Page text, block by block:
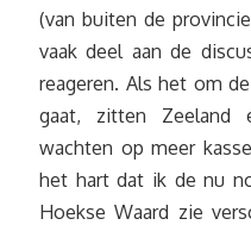
(van buiten de
vaak deel aan de
reageren. Als het om
gaat, zitten Zeeland
wachten op meer
het hart dat ik de nu
Hoekse Waard zie